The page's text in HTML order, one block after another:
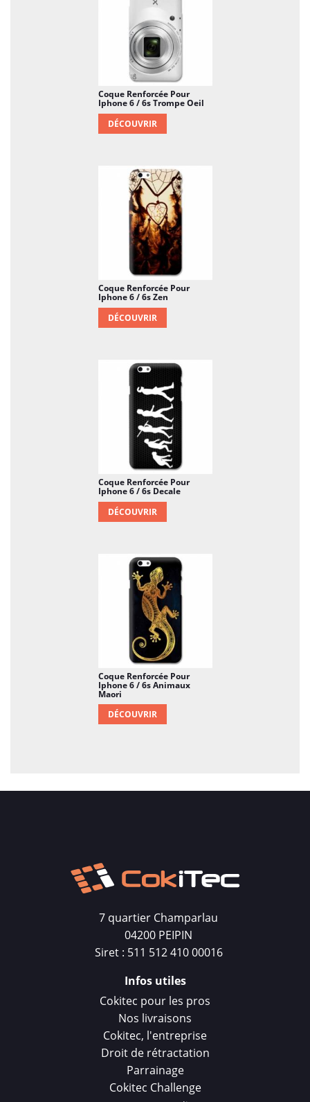
Coque Renforcée Pour
Iphone 6 / 6s Trompe Oeil
DÉCOUVRIR
Coque Renforcée Pour
Iphone 6 / 6s Zen
DÉCOUVRIR
Coque Renforcée Pour
Iphone 6 / 6s Decale
DÉCOUVRIR
Coque Renforcée Pour
Iphone 6 / 6s Animaux
Maori
DÉCOUVRIR
7 quartier Champarlau
04200 PEIPIN
Siret : 511 512 410 00016
Infos utiles
Cokitec pour les pros
Nos livraisons
Cokitec, l'entreprise
Droit de rétractation
Parrainage
Cokitec Challenge